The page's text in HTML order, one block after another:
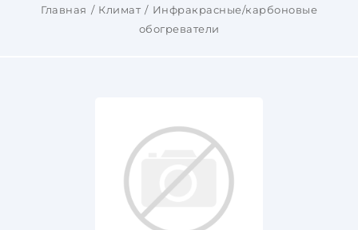
Главная Климат
Инфракрасные/карбоновые
обогреватели